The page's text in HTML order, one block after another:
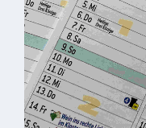
Sitemap
Downloads
Historisches
Bau